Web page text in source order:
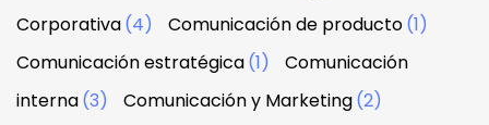
Corporativa(4) Comunicación de producto(1)
Comunicación estratégica(1)
Comunicación
interna(3) Comunicación y Marketing(2)